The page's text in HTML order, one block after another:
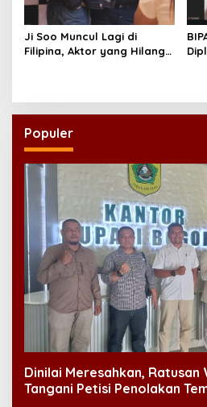
Ji Soo Muncul Lagi di
Filipina, Aktor yang Hilang
Populer
Dinilai Meresahkan, Ratusan
Tangani Petisi Penolakan